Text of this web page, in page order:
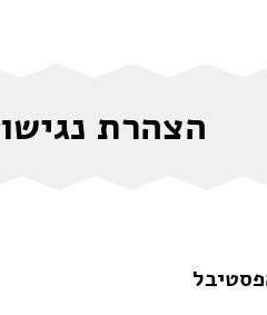
הצהרת